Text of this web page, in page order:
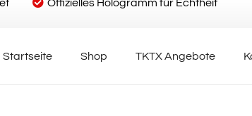
Offizielles Hologramm für Echtheit
Startseite Shop TKTX Angebote